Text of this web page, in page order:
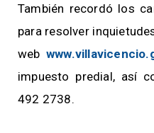
También recordó los
para resolver
web
impuesto predial, así
492 2738.